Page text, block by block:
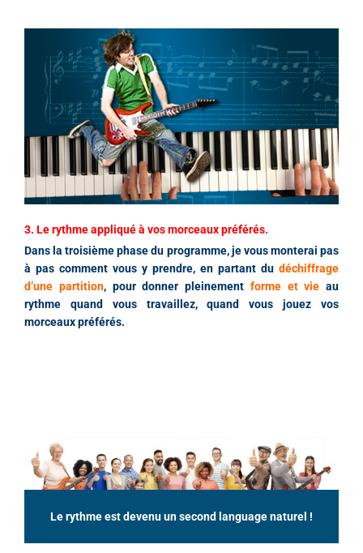
3. Le rythme appliqué à vos morceaux préférés.
Dans la troisième phase du programme, je vous monterai pas
à pas comment vous y prendre, en partant du déchiffrage
d’une partition, pour donner pleinement forme et vie au
rythme quand vous travaillez, quand vous jouez vos
morceaux préférés.
Le rythme est devenu un second language naturel !